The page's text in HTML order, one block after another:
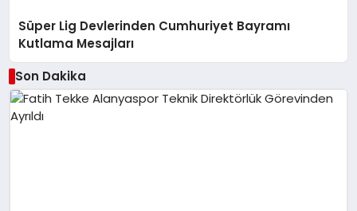
Süper Lig Devlerinden Cumhuriyet Bayramı
Kutlama Mesajları
Son Dakika